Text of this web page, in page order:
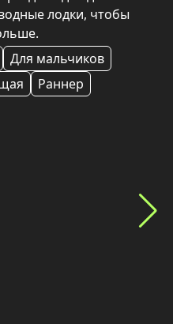
лодки, чтобы
Для мальчиков
Раннер